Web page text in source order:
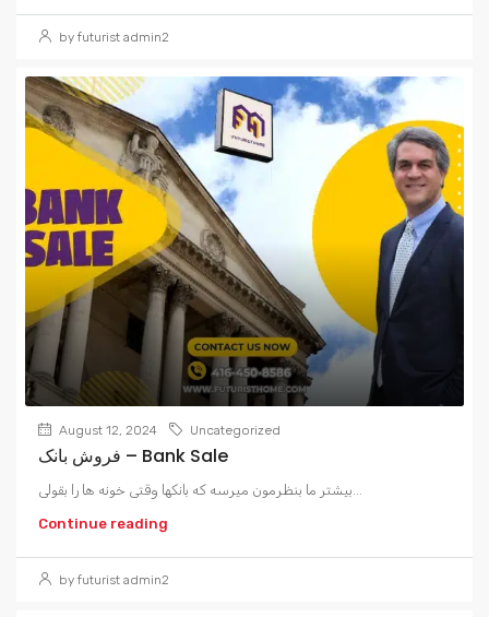
by futurist admin2
August 12, 2024 Uncategorized
فروش بانک – Bank Sale
Continue reading
by futurist admin2